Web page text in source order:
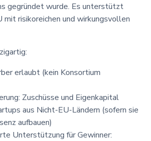
gegründet wurde. Es unterstützt
mit risikoreichen und wirkungsvollen
erlaubt (kein Konsortium
Zuschüsse und Eigenkapital
aus Nicht-EU-Ländern (sofern sie
aufbauen)
Unterstützung für Gewinner: